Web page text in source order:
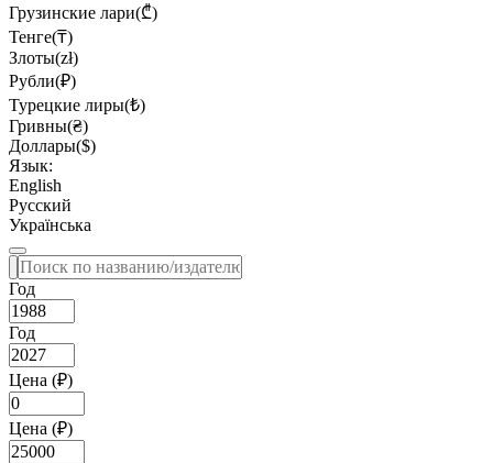
Грузинские лари(₾)
Тенге(₸)
Злоты(zł)
Рубли(₽)
Турецкие лиры(₺)
Гривны(₴)
Доллары($)
Язык:
English
Русский
Українська
Год
Год
Цена (₽)
Цена (₽)